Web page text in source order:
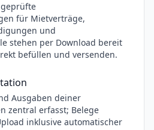
für Mietverträge,
und
stehen per Download bereit
befüllen und versenden.
Ausgaben deiner
zentral erfasst; Belege
inklusive automatischer